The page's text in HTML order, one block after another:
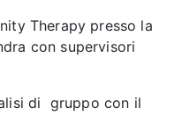
Therapy presso la
con supervisori
di gruppo con il